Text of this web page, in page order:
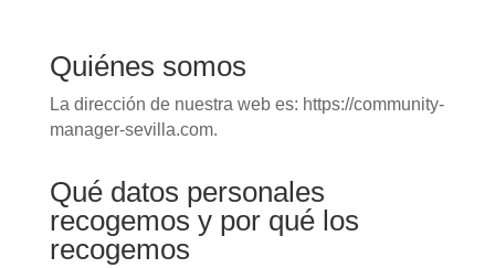
Quiénes somos
La dirección de nuestra web es: https://community-
manager-sevilla.com.
Qué datos personales
recogemos y por qué los
recogemos